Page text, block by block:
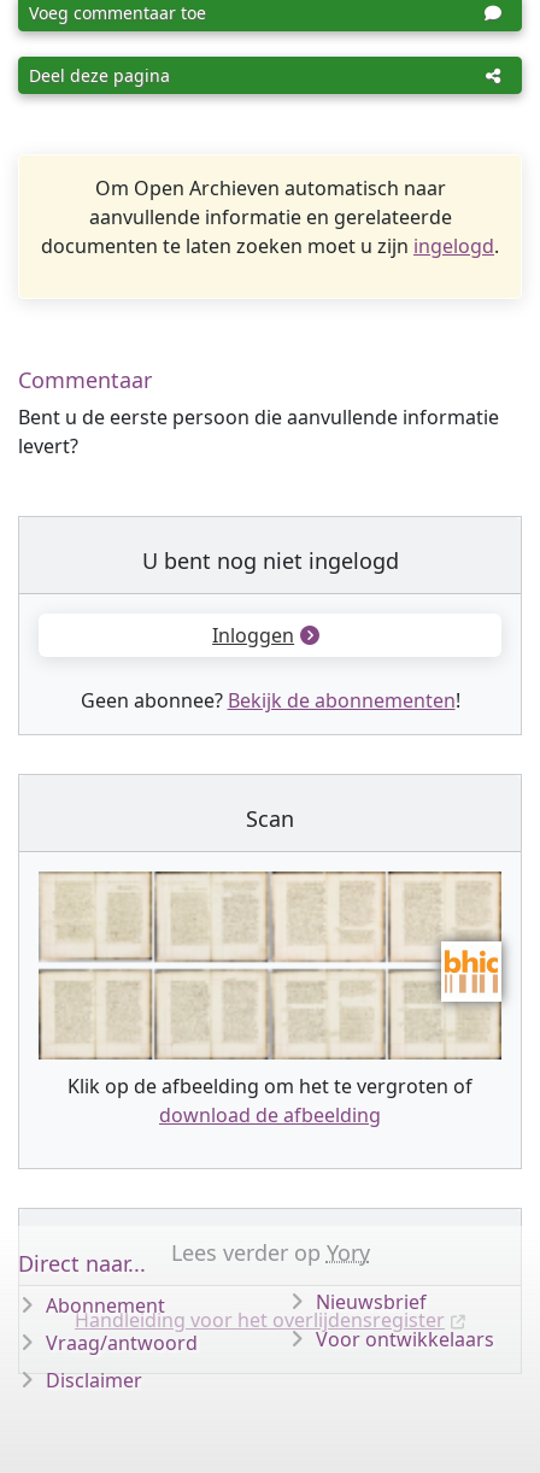
Voeg commentaar toe
Deel deze pagina
Om Open Archieven automatisch naar
aanvullende informatie en gerelateerde
documenten te laten zoeken moet u zijn ingelogd.
Commentaar
Bent u de eerste persoon die aanvullende informatie
levert?
U bent nog niet ingelogd
Inloggen
Geen abonnee? Bekijk de abonnementen!
Scan
Klik op de afbeelding om het te vergroten of
download de afbeelding
Lees verder op Yory
Handleiding voor het overlijdensregister
Direct naar...
Abonnement
Vraag/antwoord
Disclaimer
Nieuwsbrief
Voor ontwikkelaars